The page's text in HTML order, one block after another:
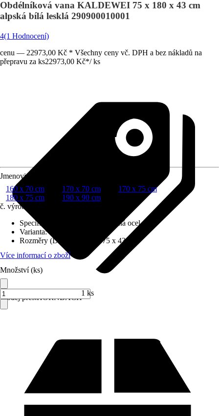
Obdélníková vana KALDEWEI 75 x 180 x 43 cm
alpská bílá lesklá 290900010001
4(1 Hodnocení)
cenu — 22973,00 Kč * Všechny ceny vč. DPH a bez nákladů na
přepravu za ks22973,00 Kč*/ ks
Prodej přes:HORNBACH
Jmenovitý rozmer (DxŠ)
160 x 70 cm
170 x 70 cm
170 x 75 cm
180 x 75 cm
190 x 90 cm
č. výrobku
Specifikace materiálu
Smaltovaná ocel
Varianta:
Rozměry (DxŠxV)
180 x 75 x 43 cm
Více informací o zboží
Množství (ks)
1 ks